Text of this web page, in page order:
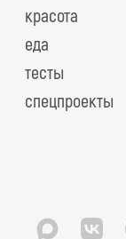
красота
еда
тесты
спецпроекты